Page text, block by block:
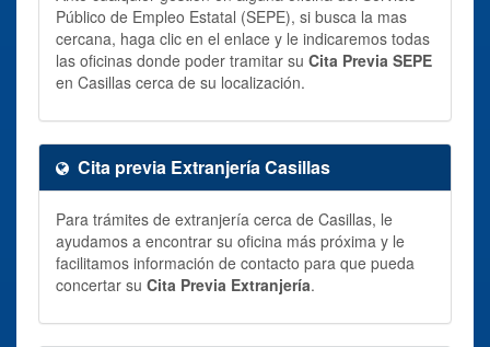
Público de Empleo Estatal (SEPE), si busca la mas
cercana, haga clic en el enlace y le indicaremos todas
las oficinas donde poder tramitar su Cita Previa SEPE
en Casillas cerca de su localización.
Cita previa Extranjería Casillas
Para trámites de extranjería cerca de Casillas, le
ayudamos a encontrar su oficina más próxima y le
facilitamos información de contacto para que pueda
concertar su Cita Previa Extranjería.